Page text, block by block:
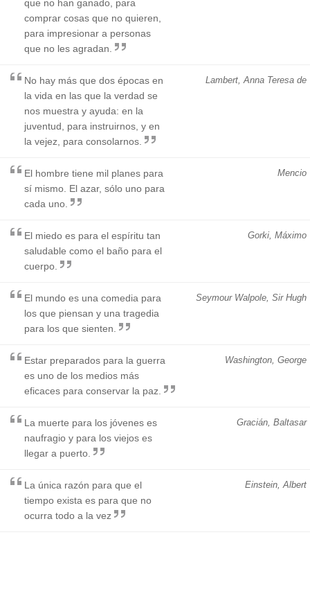
que no han ganado, para
comprar cosas que no quieren,
para impresionar a personas
que no les agradan.
Lambert, Anna Teresa de
No hay más que dos épocas en
la vida en las que la verdad se
nos muestra y ayuda: en la
juventud, para instruirnos, y en
la vejez, para consolarnos.
Mencio
El hombre tiene mil planes para
sí mismo. El azar, sólo uno para
cada uno.
Gorki, Máximo
El miedo es para el espíritu tan
saludable como el baño para el
cuerpo.
Seymour Walpole, Sir Hugh
El mundo es una comedia para
los que piensan y una tragedia
para los que sienten.
Washington, George
Estar preparados para la guerra
es uno de los medios más
eficaces para conservar la paz.
Gracián, Baltasar
La muerte para los jóvenes es
naufragio y para los viejos es
llegar a puerto.
Einstein, Albert
La única razón para que el
tiempo exista es para que no
ocurra todo a la vez